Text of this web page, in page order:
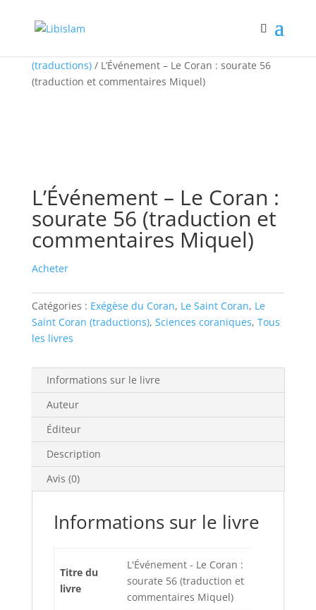
(traductions)/ L’Événement – Le Coran : sourate 56
(traduction et commentaires Miquel)
L’Événement – Le Coran :
sourate 56 (traduction et
commentaires Miquel)
Acheter
Catégories : Exégèse du Coran, Le Saint Coran, Le
Saint Coran (traductions), Sciences coraniques, Tous
les livres
Informations sur le livre
Auteur
Éditeur
Description
Avis (0)
Informations sur le livre
Titre du
livre
L'Événement - Le Coran :
sourate 56 (traduction et
commentaires Miquel)